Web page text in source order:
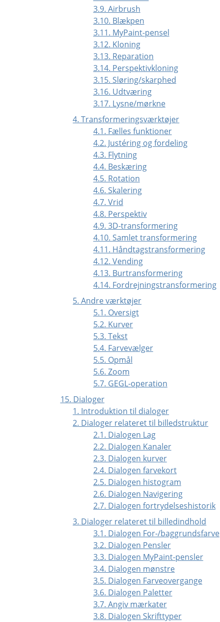
3.9. Airbrush
3.10. Blækpen
3.11. MyPaint-pensel
3.12. Kloning
3.13. Reparation
3.14. Perspektivkloning
3.15. Sløring/skarphed
3.16. Udtværing
3.17. Lysne/mørkne
4. Transformeringsværktøjer
4.1. Fælles funktioner
4.2. Justéring og fordeling
4.3. Flytning
4.4. Beskæring
4.5. Rotation
4.6. Skalering
4.7. Vrid
4.8. Perspektiv
4.9. 3D-transformering
4.10. Samlet transformering
4.11. Håndtagstransformering
4.12. Vending
4.13. Burtransformering
4.14. Fordrejningstransformering
5. Andre værktøjer
5.1. Oversigt
5.2. Kurver
5.3. Tekst
5.4. Farvevælger
5.5. Opmål
5.6. Zoom
5.7. GEGL-operation
15. Dialoger
1. Introduktion til dialoger
2. Dialoger relateret til billedstruktur
2.1. Dialogen Lag
2.2. Dialogen Kanaler
2.3. Dialogen kurver
2.4. Dialogen farvekort
2.5. Dialogen histogram
2.6. Dialogen Navigering
2.7. Dialogen fortrydelseshistorik
3. Dialoger relateret til billedindhold
3.1. Dialogen For-/baggrundsfarve
3.2. Dialogen Pensler
3.3. Dialogen MyPaint-pensler
3.4. Dialogen mønstre
3.5. Dialogen Farveovergange
3.6. Dialogen Paletter
3.7. Angiv mærkater
3.8. Dialogen Skrifttyper